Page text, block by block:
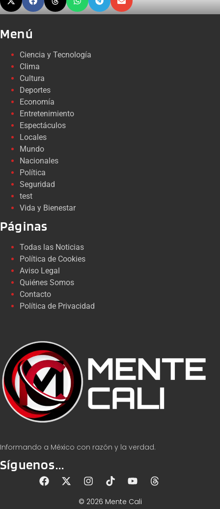
Informando a México con razón y la verdad.
Síguenos...
Menú
Ciencia y Tecnología
Clima
Cultura
Deportes
Economía
Entretenimiento
Espectáculos
Locales
Mundo
Nacionales
Política
Seguridad
test
Vida y Bienestar
Páginas
Todas las Noticias
Política de Cookies
Aviso Legal
Quiénes Somos
Contacto
Política de Privacidad
© 2026 Mente Cali